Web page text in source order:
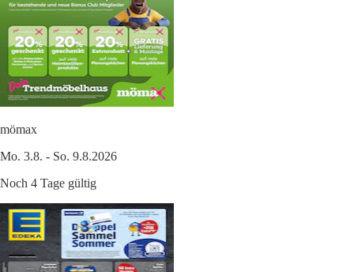
mömax
Mo. 3.8. - So. 9.8.2026
Noch 4 Tage gültig